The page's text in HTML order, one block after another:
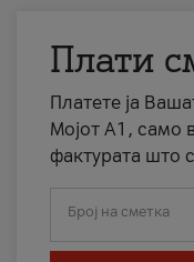
Плати
Платете ја
Мојот А1, само
фактурата што
Број на сметка